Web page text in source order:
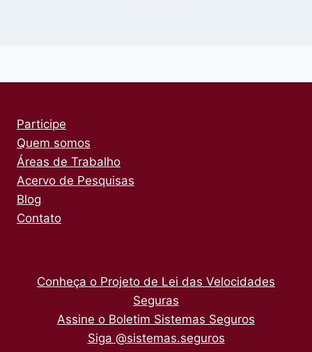
Participe
Quem somos
Áreas de Trabalho
Acervo de Pesquisas
Blog
Contato
Conheça o Projeto de Lei das Velocidades
Seguras
Assine o Boletim Sistemas Seguros
Siga @sistemas.seguros